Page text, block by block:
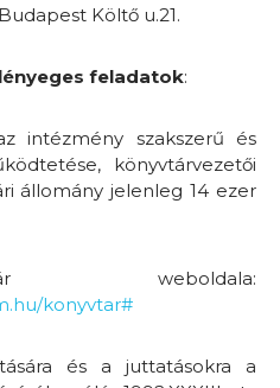
Költő u.21.
feladatok:
intézmény szakszerű és
könyvtárvezetői
állomány jelenleg 14 ezer
weboldala:
konyvtar#
és a juttatásokra a